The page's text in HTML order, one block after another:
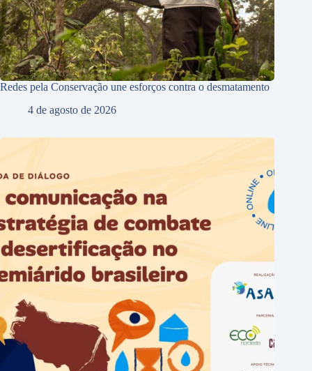
Redes pela Conservação une esforços contra o desmatamento
4 de agosto de 2026